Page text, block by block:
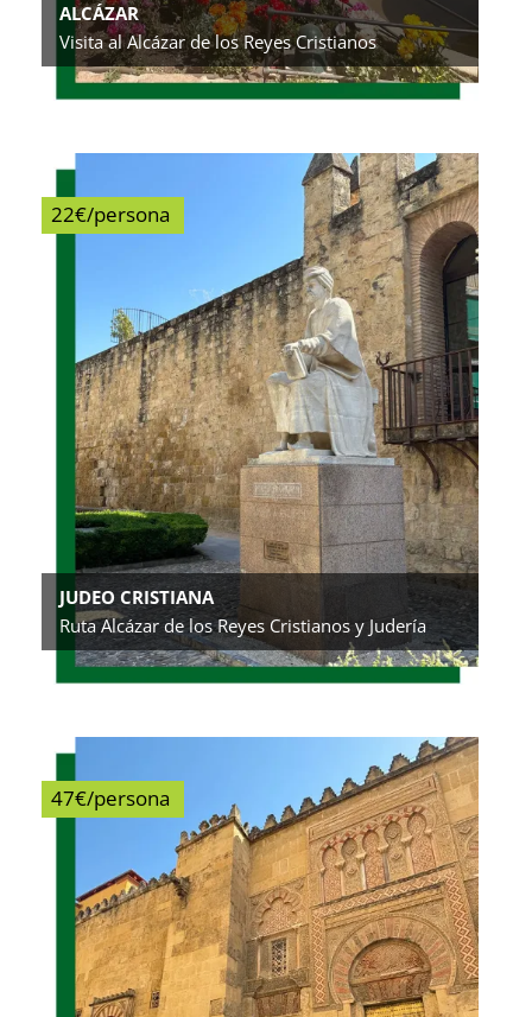
ALCÁZAR
Visita al Alcázar de los Reyes Cristianos
JUDEO CRISTIANA
Ruta Alcázar de los Reyes Cristianos y Judería
22€/persona
47€/persona